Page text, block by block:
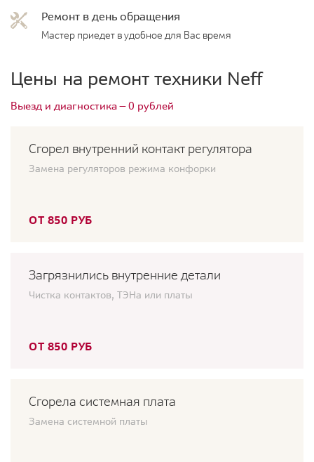
Ремонт в день обращения
Мастер приедет в удобное для Вас время
Цены на ремонт техники Neff
Выезд и диагностика — 0 рублей
Сгорел внутренний контакт регулятора
Замена регуляторов режима конфорки
ОТ 850 РУБ
Загрязнились внутренние детали
Чистка контактов, ТЭНа или платы
ОТ 850 РУБ
Сгорела системная плата
Замена системной платы